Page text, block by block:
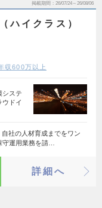
掲載期間 26/07/24～26/08/06
ハイクラス）
収600万以上
システ
ウドイ
社の人材育成までをワン
運用業務を請…
詳細へ